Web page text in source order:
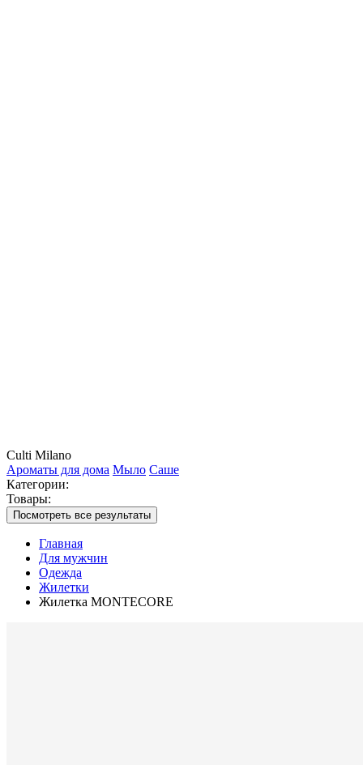
Culti Milano
Ароматы для дома Мыло Саше
Категории:
Товары:
Посмотреть все результаты
Главная
Для мужчин
Одежда
Жилетки
Жилетка MONTECORE